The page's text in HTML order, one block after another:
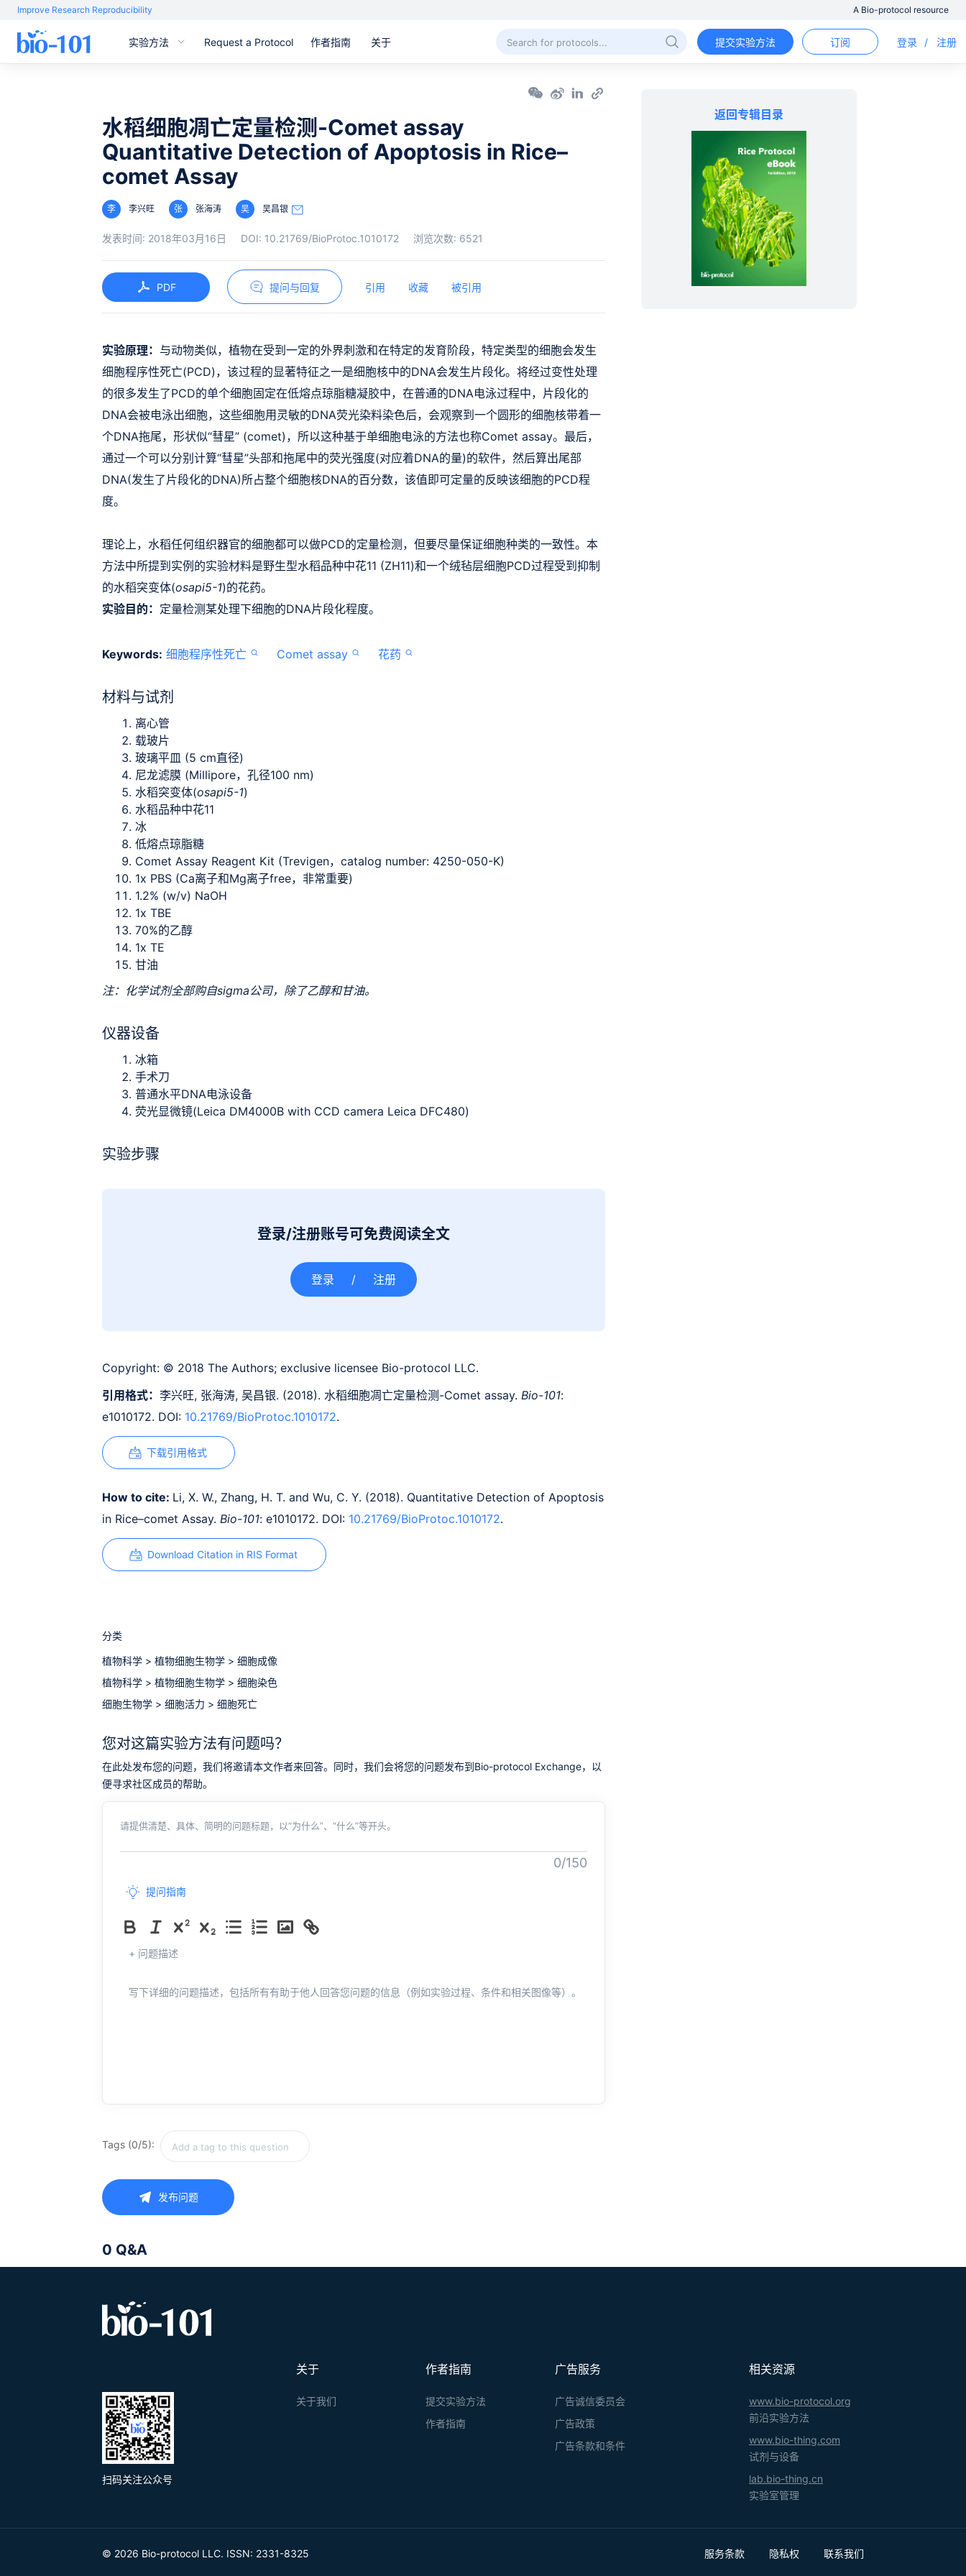
Improve Research Reproducibility A Bio-protocol resource
实验方法 Request a Protocol 作者指南 关于 提交实验方法 订阅 登录 / 注册
水稻细胞凋亡定量检测-Comet assay
Quantitative Detection of Apoptosis in Rice–
comet Assay
李 李兴旺 张 张海涛 吴 吴昌银
发表时间: 2018年03月16日 DOI: 10.21769/BioProtoc.1010172 浏览次数: 6521
返回专辑目录
PDF 提问与回复 引用 收藏 被引用
实验原理： 与动物类似，植物在受到一定的外界刺激和在特定的发育阶段，特定类型的细胞会发生
细胞程序性死亡(PCD)，该过程的显著特征之一是细胞核中的DNA会发生片段化。将经过变性处理
的很多发生了PCD的单个细胞固定在低熔点琼脂糖凝胶中，在普通的DNA电泳过程中，片段化的
DNA会被电泳出细胞，这些细胞用灵敏的DNA荧光染料染色后，会观察到一个圆形的细胞核带着一
个DNA拖尾，形状似“彗星” (comet)，所以这种基于单细胞电泳的方法也称Comet assay。最后，
通过一个可以分别计算“彗星”头部和拖尾中的荧光强度(对应着DNA的量)的软件，然后算出尾部
DNA(发生了片段化的DNA)所占整个细胞核DNA的百分数，该值即可定量的反映该细胞的PCD程
度。
理论上，水稻任何组织器官的细胞都可以做PCD的定量检测，但要尽量保证细胞种类的一致性。本
方法中所提到实例的实验材料是野生型水稻品种中花11 (ZH11)和一个绒毡层细胞PCD过程受到抑制
的水稻突变体(osapi5-1)的花药。
实验目的： 定量检测某处理下细胞的DNA片段化程度。
Keywords: 细胞程序性死亡 Comet assay 花药
材料与试剂
离心管
载玻片
玻璃平皿 (5 cm直径)
尼龙滤膜 (Millipore，孔径100 nm)
水稻突变体(osapi5-1)
水稻品种中花11
冰
低熔点琼脂糖
Comet Assay Reagent Kit (Trevigen，catalog number: 4250-050-K)
1x PBS (Ca离子和Mg离子free，非常重要)
1.2% (w/v) NaOH
1x TBE
70%的乙醇
1x TE
甘油
注：化学试剂全部购自sigma公司，除了乙醇和甘油。
仪器设备
冰箱
手术刀
普通水平DNA电泳设备
荧光显微镜(Leica DM4000B with CCD camera Leica DFC480)
实验步骤
登录/注册账号可免费阅读全文
登录 / 注册
Copyright: © 2018 The Authors; exclusive licensee Bio-protocol LLC.
引用格式： 李兴旺, 张海涛, 吴昌银. (2018). 水稻细胞凋亡定量检测-Comet assay. Bio-101:
e1010172. DOI: 10.21769/BioProtoc.1010172.
下载引用格式
How to cite: Li, X. W., Zhang, H. T. and Wu, C. Y. (2018). Quantitative Detection of Apoptosis
in Rice–comet Assay. Bio-101: e1010172. DOI: 10.21769/BioProtoc.1010172.
Download Citation in RIS Format
分类
植物科学 > 植物细胞生物学 > 细胞成像
植物科学 > 植物细胞生物学 > 细胞染色
细胞生物学 > 细胞活力 > 细胞死亡
您对这篇实验方法有问题吗？
在此处发布您的问题，我们将邀请本文作者来回答。同时，我们会将您的问题发布到Bio-protocol Exchange，以
便寻求社区成员的帮助。
请提供清楚、具体、简明的问题标题，以“为什么”、“什么”等开头。
0/150
提问指南
+ 问题描述
写下详细的问题描述，包括所有有助于他人回答您问题的信息（例如实验过程、条件和相关图像等）。
Tags (0/5):
发布问题
0 Q&A
扫码关注公众号
关于
关于我们
作者指南
提交实验方法
作者指南
广告服务
广告诚信委员会
广告政策
广告条款和条件
相关资源
www.bio-protocol.org
前沿实验方法
www.bio-thing.com
试剂与设备
lab.bio-thing.cn
实验室管理
© 2026 Bio-protocol LLC. ISSN: 2331-8325 服务条款 隐私权 联系我们